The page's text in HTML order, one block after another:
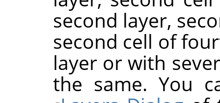
second layer,
second cell of
layer or with
the same. You